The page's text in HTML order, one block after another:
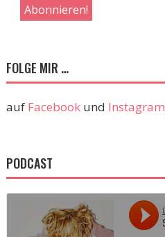
FOLGE MIR …
auf Facebookund Instagram
PODCAST